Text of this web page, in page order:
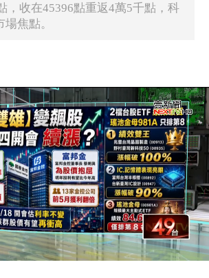
，收在45396點重返4萬5千點，科
焦點。